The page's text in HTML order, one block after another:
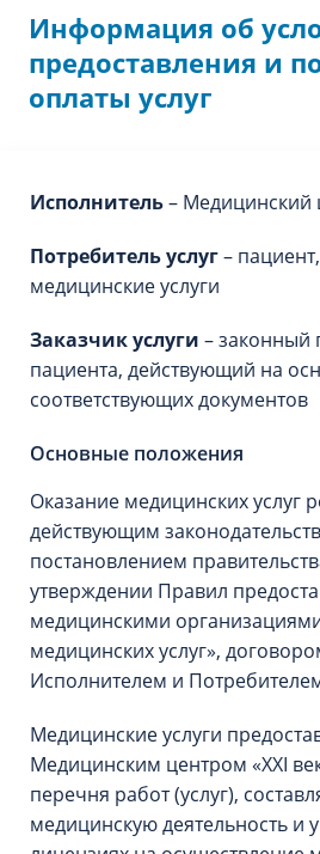
Информация об
предоставления и
оплаты услуг
Исполнитель– Медицинский
Потребитель услуг–
медицинские услуги
Заказчик услуги – законный
пациента, действующий на
соответствующих документов
Основные положения
Оказание медицинских услуг
действующим
постановлением
утверждении Правил
медицинскими
медицинских услуг»,
Исполнителем и
Медицинские услуги
Медицинским центром «XXI
перечня работ (услуг),
медицинскую деятельность и